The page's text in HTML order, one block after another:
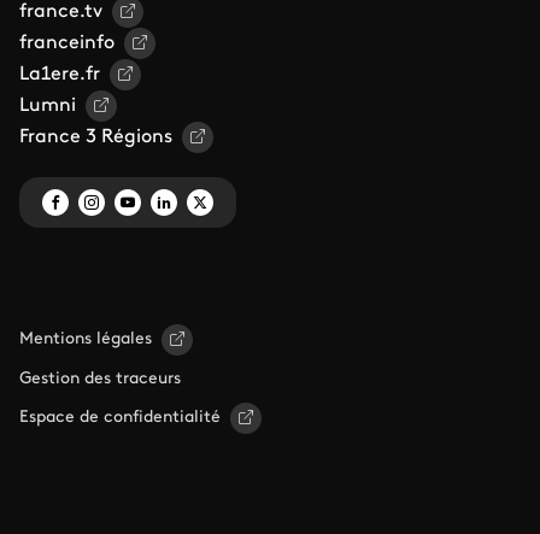
france.tv
franceinfo
La1ere.fr
Lumni
France 3 Régions
Mentions légales
Gestion des traceurs
Espace de confidentialité